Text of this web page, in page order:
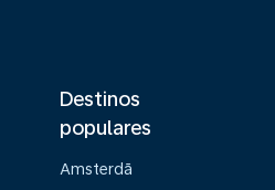
Destinos
populares
Amsterdã